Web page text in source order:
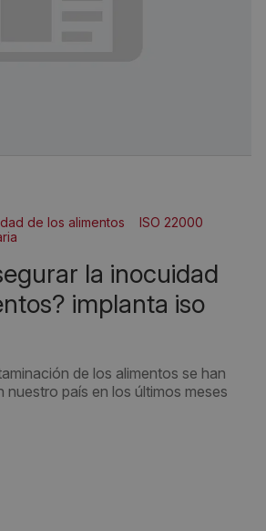
de los alimentos
ISO 22000
implanta iso
de los alimentos se han
nuestro país en los últimos meses